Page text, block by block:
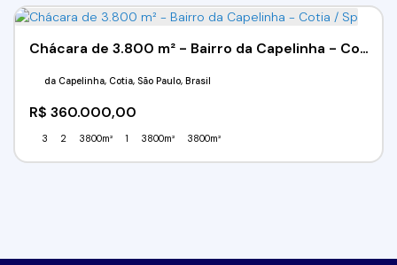
Chácara de 3.800 m² - Bairro da Capelinha - Cotia / Sp
R$ 360.000,00
da Capelinha, Cotia, São Paulo, Brasil
3 2 3800m² 1 3800m² 3800m²